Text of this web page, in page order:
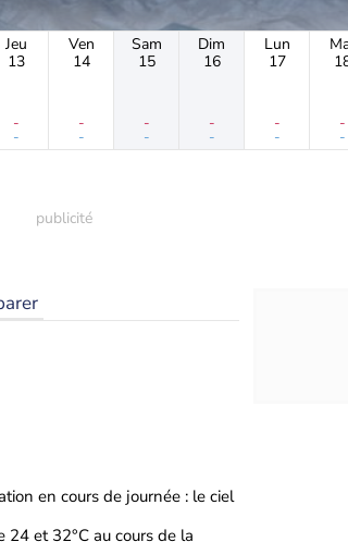
Jeu
13
-
-
Ven
14
-
-
Sam
15
-
-
Dim
16
-
-
Lun
17
-
-
-
-
en cours de journée : le ciel
et 32°C au cours de la